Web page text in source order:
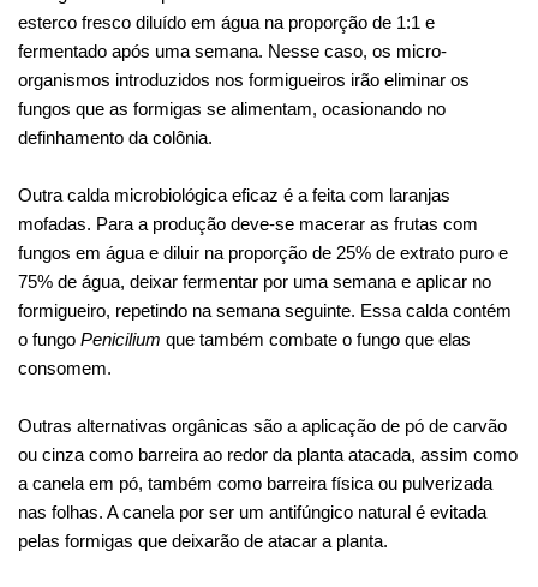
esterco fresco diluído em água na proporção de 1:1 e
fermentado após uma semana. Nesse caso, os micro-
organismos introduzidos nos formigueiros irão eliminar os
fungos que as formigas se alimentam, ocasionando no
definhamento da colônia.
Outra calda microbiológica eficaz é a feita com laranjas
mofadas. Para a produção deve-se macerar as frutas com
fungos em água e diluir na proporção de 25% de extrato puro e
75% de água, deixar fermentar por uma semana e aplicar no
formigueiro, repetindo na semana seguinte. Essa calda contém
o fungo Penicilium que também combate o fungo que elas
consomem.
Outras alternativas orgânicas são a aplicação de pó de carvão
ou cinza como barreira ao redor da planta atacada, assim como
a canela em pó, também como barreira física ou pulverizada
nas folhas. A canela por ser um antifúngico natural é evitada
pelas formigas que deixarão de atacar a planta.